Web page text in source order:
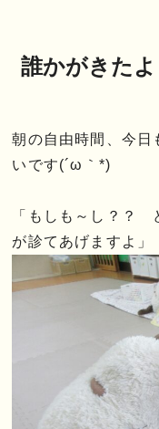
誰かがきた
朝の自由時間、今日
いです(´ω｀*)
「もしも～し？？
が診てあげますよ」